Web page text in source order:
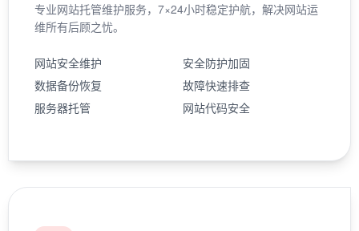
专业网站托管维护服务，7×24小时稳定护航，解决网站运
维所有后顾之忧。
网站安全维护
安全防护加固
数据备份恢复
故障快速排查
服务器托管
网站代码安全